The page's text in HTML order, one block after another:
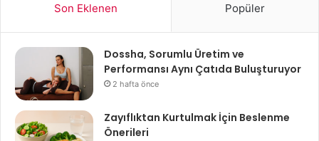
Son Eklenen Popüler
Dossha, Sorumlu Üretim ve
Performansı Aynı Çatıda Buluşturuyor
2 hafta önce
Zayıflıktan Kurtulmak İçin Beslenme
Önerileri